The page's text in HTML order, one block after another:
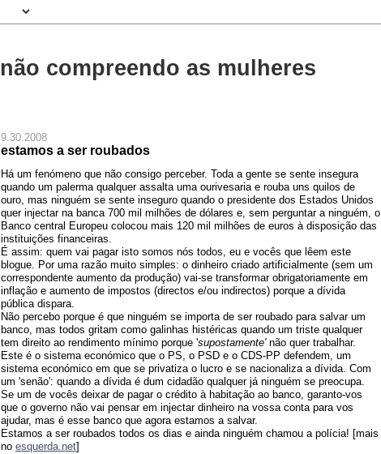
não compreendo as mulheres
9.30.2008
estamos a ser roubados
Há um fenómeno que não consigo perceber. Toda a gente se sente insegura
quando um palerma qualquer assalta uma ourivesaria e rouba uns quilos de
ouro, mas ninguém se sente inseguro quando o presidente dos Estados Unidos
quer injectar na banca 700 mil milhões de dólares e, sem perguntar a ninguém, o
Banco central Europeu colocou mais 120 mil milhões de euros à disposição das
instituições financeiras.
É assim: quem vai pagar isto somos nós todos, eu e vocês que lêem este
blogue. Por uma razão muito simples: o dinheiro criado artificialmente (sem um
correspondente aumento da produção) vai-se transformar obrigatoriamente em
inflação e aumento de impostos (directos e/ou indirectos) porque a dívida
pública dispara.
Não percebo porque é que ninguém se importa de ser roubado para salvar um
banco, mas todos gritam como galinhas histéricas quando um triste qualquer
tem direito ao rendimento mínimo porque 'supostamente'não quer trabalhar.
Este é o sistema económico que o PS, o PSD e o CDS-PP defendem, um
sistema económico em que se privatiza o lucro e se nacionaliza a dívida. Com
um 'senão': quando a dívida é dum cidadão qualquer já ninguém se preocupa.
Se um de vocês deixar de pagar o crédito à habitação ao banco, garanto-vos
que o governo não vai pensar em injectar dinheiro na vossa conta para vos
ajudar, mas é esse banco que agora estamos a salvar.
Estamos a ser roubados todos os dias e ainda ninguém chamou a polícia! [mais
no esquerda.net]